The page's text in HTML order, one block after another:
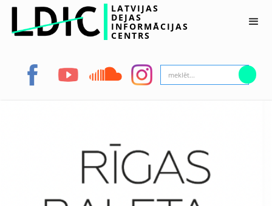
LATVIJAS
DEJAS
INFORMĀCIJAS
CENTRS